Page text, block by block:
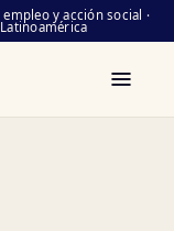
empleo y acción social ·